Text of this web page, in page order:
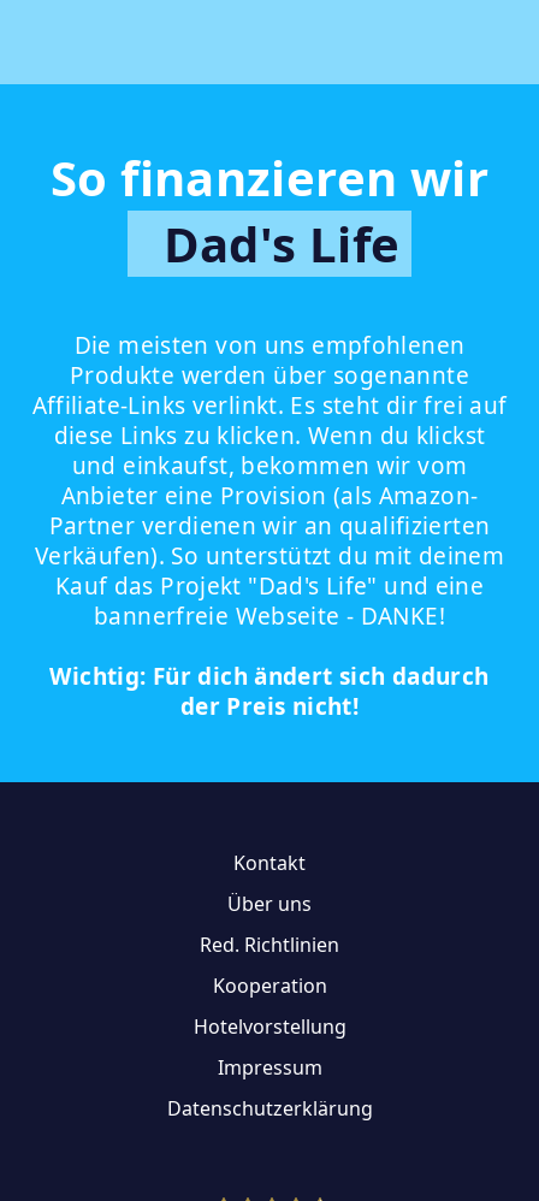
So finanzieren wir
Dad's Life
Die meisten von uns empfohlenen
Produkte werden über sogenannte
Affiliate-Links verlinkt. Es steht dir frei auf
diese Links zu klicken. Wenn du klickst
und einkaufst, bekommen wir vom
Anbieter eine Provision (als Amazon-
Partner verdienen wir an qualifizierten
Verkäufen). So unterstützt du mit deinem
Kauf das Projekt "Dad's Life" und eine
bannerfreie Webseite - DANKE!
Wichtig: Für dich ändert sich dadurch
der Preis nicht!
Kontakt
Über uns
Red. Richtlinien
Kooperation
Hotelvorstellung
Impressum
Datenschutzerklärung